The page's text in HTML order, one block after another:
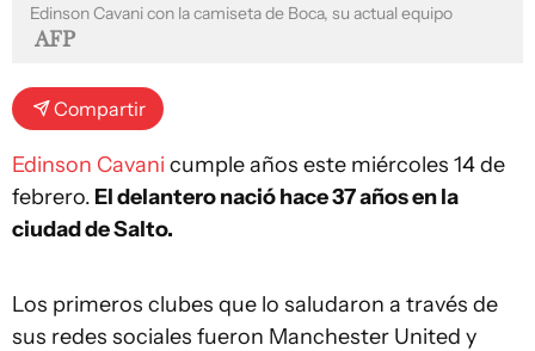
Edinson Cavani con la camiseta de Boca, su actual equipo
AFP
Compartir
Edinson Cavani cumple años este miércoles 14 de
febrero. El delantero nació hace 37 años en la
ciudad de Salto.
Los primeros clubes que lo saludaron a través de
sus redes sociales fueron Manchester United y